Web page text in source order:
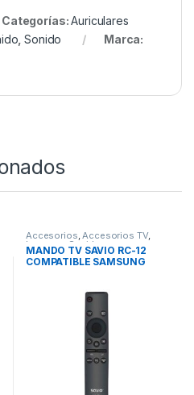
Categorías:Auriculares
,Sonido
Marca:
Accesorios,Accesorios TV,
Imagen y Sonido
MANDO TV SAVIO RC-12
COMPATIBLE SAMSUNG